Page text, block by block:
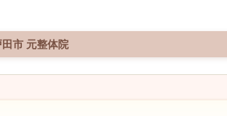
市 元整体院